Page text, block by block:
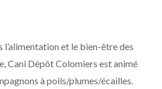
l’alimentation et le bien-être des
Cani Dépôt Colomiers est animé
à poils/plumes/écailles.